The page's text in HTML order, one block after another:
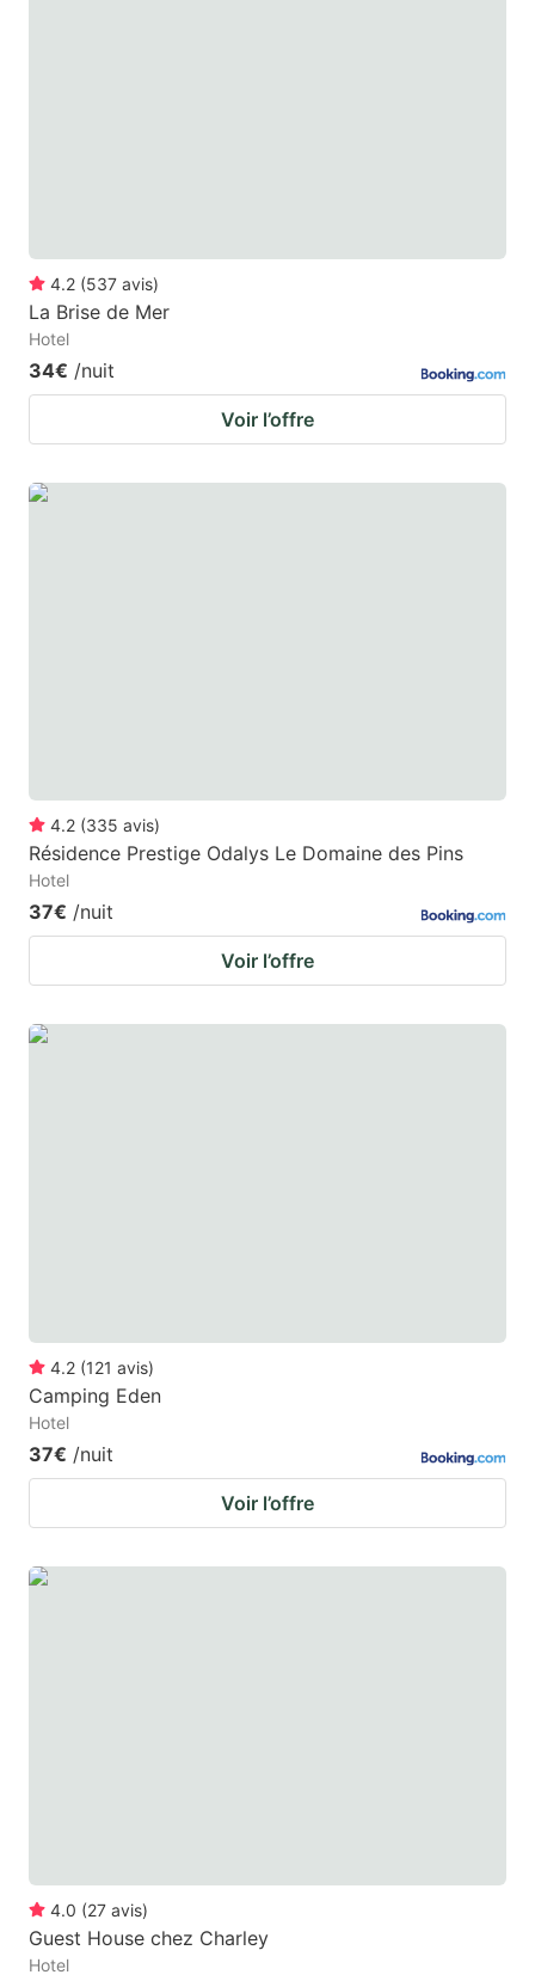
4.2 (537 avis)
La Brise de Mer
Hotel
34€ /nuit
Voir l’offre
4.2 (335 avis)
Résidence Prestige Odalys Le Domaine des Pins
Hotel
37€ /nuit
Voir l’offre
4.2 (121 avis)
Camping Eden
Hotel
37€ /nuit
Voir l’offre
4.0 (27 avis)
Guest House chez Charley
Hotel